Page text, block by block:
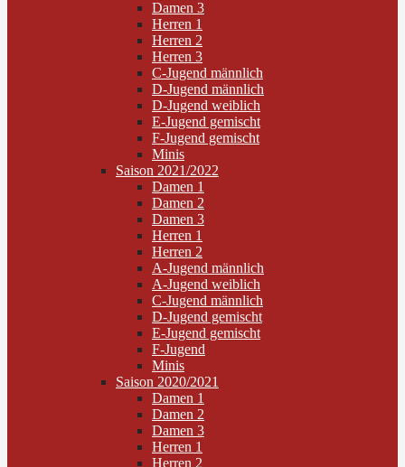
Damen 3
Herren 1
Herren 2
Herren 3
C-Jugend männlich
D-Jugend männlich
D-Jugend weiblich
E-Jugend gemischt
F-Jugend gemischt
Minis
Saison 2021/2022
Damen 1
Damen 2
Damen 3
Herren 1
Herren 2
A-Jugend männlich
A-Jugend weiblich
C-Jugend männlich
D-Jugend gemischt
E-Jugend gemischt
F-Jugend
Minis
Saison 2020/2021
Damen 1
Damen 2
Damen 3
Herren 1
Herren 2